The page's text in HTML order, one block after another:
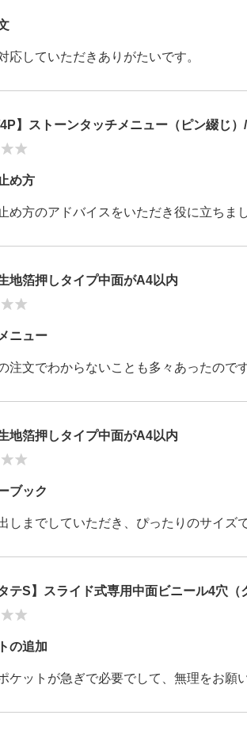
応していただきありがたいです。
4P】ストーンタッチメニュー（ピン綴じ）
め方
め方のアドバイスをいただき役に立ちまし
地箔押しタイプ中面がA4以内
ニュー
注文でわからないことも多々あったので
地箔押しタイプ中面がA4以内
ブック
しまでしていただき、ぴったりのサイズ
テS】スライド式専用中面ビニール4穴（
の追加
ケットが急ぎで必要でして、無理をお願